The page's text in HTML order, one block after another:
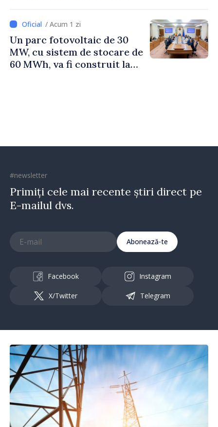
/ Acum 1 zi
Un parc fotovoltaic de 30
MW, cu sistem de stocare de
60 MWh, va fi construit la
#newsletter
Primiți cele mai recente știri direct pe
E-mailul dvs.
Abonează-te
Facebook Instagram
X/Twitter Telegram